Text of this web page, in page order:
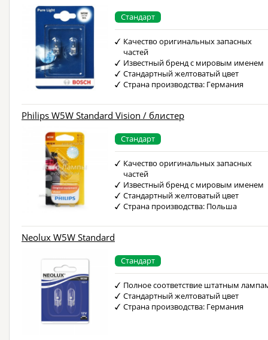
Стандарт
Качество оригинальных запасных
частей
Известный бренд с мировым именем
Стандартный желтоватый цвет
Страна производства: Германия
Philips W5W Standard Vision / блистер
Стандарт
Качество оригинальных запасных
частей
Известный бренд с мировым именем
Стандартный желтоватый цвет
Страна производства: Польша
Neolux W5W Standard
Стандарт
Полное соответствие штатным
Стандартный желтоватый цвет
Страна производства: Германия